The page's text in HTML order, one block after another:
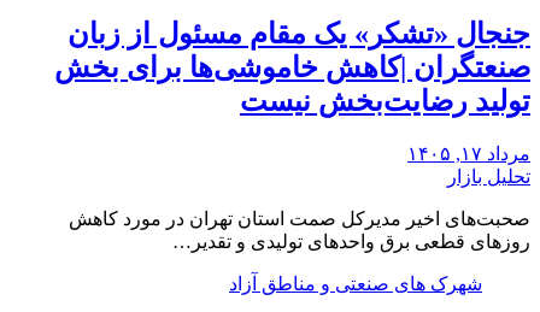
جنجال «تشکر» یک مقام مسئول از زبان
صنعتگران |کاهش خاموشی‌ها برای بخش
تولید رضایت‌بخش نیست
مرداد ۱۷, ۱۴۰۵
تحلیل بازار
صحبت‌های اخیر مدیرکل صمت استان تهران در مورد کاهش
روزهای قطعی برق واحدهای تولیدی و تقدیر…
شهرک های صنعتی و مناطق آزاد